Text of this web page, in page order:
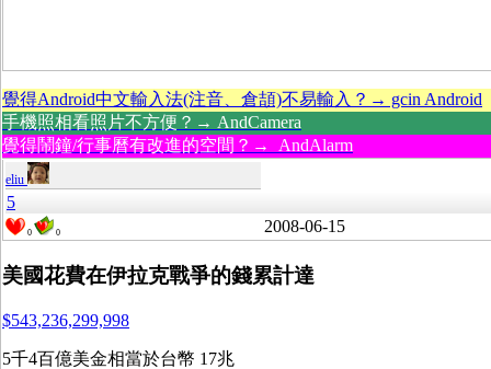
覺得Android中文輸入法(注音、倉頡)不易輸入？→ gcin Android
手機照相看照片不方便？→ AndCamera
覺得鬧鐘/行事曆有改進的空間？→ AndAlarm
eliu
5
0 0 2008-06-15
美國花費在伊拉克戰爭的錢累計達
$543,236,299,998
5千4百億美金相當於台幣 17兆